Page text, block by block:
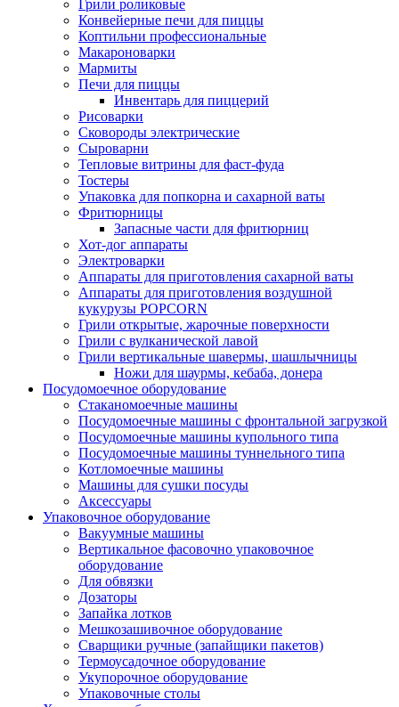
Грили роликовые
Конвейерные печи для пиццы
Коптильни профессиональные
Макароноварки
Мармиты
Печи для пиццы
Инвентарь для пиццерий
Рисоварки
Сковороды электрические
Сыроварни
Тепловые витрины для фаст-фуда
Тостеры
Упаковка для попкорна и сахарной ваты
Фритюрницы
Запасные части для фритюрниц
Хот-дог аппараты
Электроварки
Аппараты для приготовления сахарной ваты
Аппараты для приготовления воздушной
кукурузы POPCORN
Грили открытые, жарочные поверхности
Грили с вулканической лавой
Грили вертикальные шавермы, шашлычницы
Ножи для шаурмы, кебаба, донера
Посудомоечное оборудование
Стаканомоечные машины
Посудомоечные машины с фронтальной загрузкой
Посудомоечные машины купольного типа
Посудомоечные машины туннельного типа
Котломоечные машины
Машины для сушки посуды
Аксессуары
Упаковочное оборудование
Вакуумные машины
Вертикальное фасовочно упаковочное
оборудование
Для обвязки
Дозаторы
Запайка лотков
Мешкозашивочное оборудование
Сварщики ручные (запайщики пакетов)
Термоусадочное оборудование
Укупорочное оборудование
Упаковочные столы